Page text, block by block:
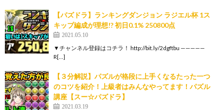
【パズドラ】ランキングダンジョン ラジエル杯 1ス
キップ編成が理想!? 初日0.1% 250800点
2021.05.10
▼チャンネル登録はコチラ！ http://bit.ly/2dgftbu —————
R[…]
【３分解説】パズルが格段に上手くなるたった一つ
のコツを紹介！上級者はみんなやってます！パズル
講座【スー☆パズドラ】
2021.03.19